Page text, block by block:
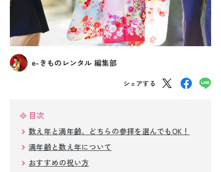
ベビー着物レンタル
ジュニア着物レンタル
ジュニア洋装レンタル
男性礼装レンタル
e-きものレンタル 編集部
シェアする
目次
数え年と満年齢、どちらの参拝を選んでもOK！
満年齢と数え年について
おすすめの祝い方